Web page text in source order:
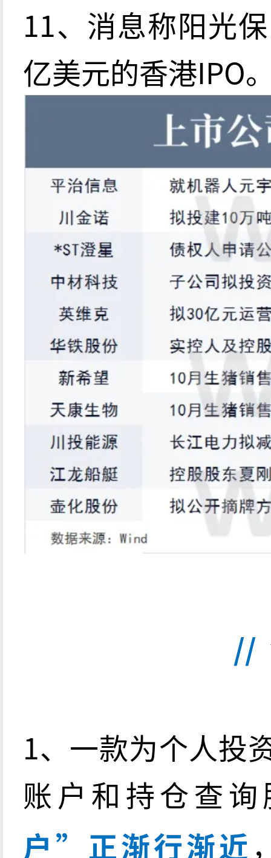
11、消息称阳光
亿美元的香港IPO
//
1、一款为个人投
账户和持仓查询
户”正渐行渐近